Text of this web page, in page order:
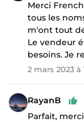
Merci
tous les
m'ont tout
Le vendeur
besoins. Je
2 mars 2023 à
RayanB
Parfait,